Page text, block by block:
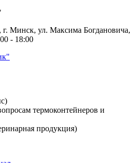
г. Минск, ул. Максима Богдановича,
- 18:00
термоконтейнеров и
продукция)